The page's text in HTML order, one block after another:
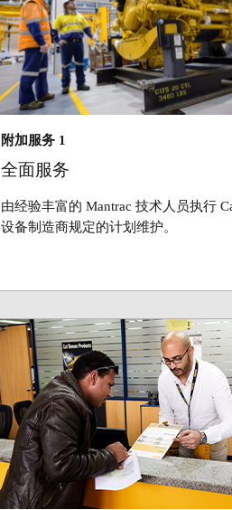
附加服务 1
全面服务
由经验丰富的 Mantrac 技术人员执行
设备制造商规定的计划维护。